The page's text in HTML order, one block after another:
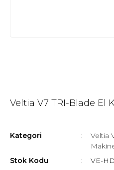
Veltia V7 TRI-Blade El
Kategori
Veltia
Stok Kodu
VE-